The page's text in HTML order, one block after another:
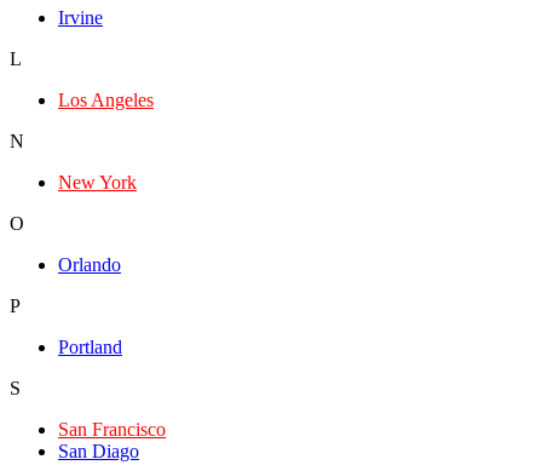
Irvine
L
Los Angeles
N
New York
O
Orlando
P
Portland
S
San Francisco
San Diago